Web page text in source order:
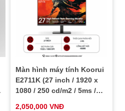
Màn hình máy tính Koorui
E2711K (27 inch / 1920 x
1080 / 250 cd/m2 / 5ms /
2,050,000 VNĐ